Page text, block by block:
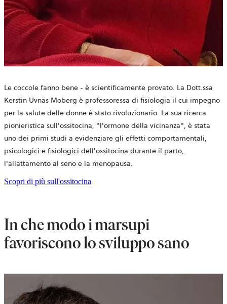
Le coccole fanno bene - è scientificamente provato. La Dott.ssa
Kerstin Uvnäs Moberg è professoressa di fisiologia il cui impegno
per la salute delle donne è stato rivoluzionario. La sua ricerca
pionieristica sull'ossitocina, "l'ormone della vicinanza", è stata
uno dei primi studi a evidenziare gli effetti comportamentali,
psicologici e fisiologici dell'ossitocina durante il parto,
l'allattamento al seno e la menopausa.
Scopri di più sull'ossitocina
In che modo i marsupi
favoriscono lo sviluppo sano